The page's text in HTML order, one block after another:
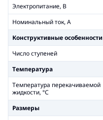
Электропитание, В
Номинальный ток, А
Конструктивные особенности
Число ступеней
Температура
Температура перекачиваемой
жидкости, °С
Размеры